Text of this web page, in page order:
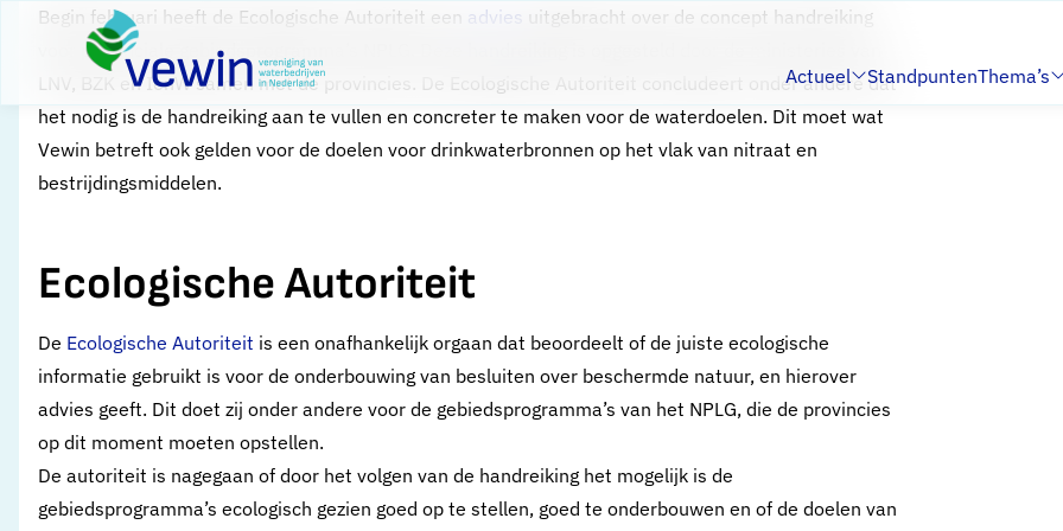
Direct naar contentTerug naar de startpagina
Submenu:
Actueel Standpunten
Submenu:
Thema’s
Begin februari heeft de Ecologische Autoriteit een advies
uitgebracht over de concept handreiking
voor provinciale gebiedsprogramma’s NPLG. Deze handreiking is opgesteld door de ministeries van
LNV, BZK en IenW samen met de provincies. De Ecologische Autoriteit concludeert onder andere dat
het nodig is de handreiking aan te vullen en concreter te maken voor de waterdoelen. Dit moet wat
Vewin betreft ook gelden voor de doelen voor drinkwaterbronnen op het vlak van nitraat en
bestrijdingsmiddelen.
Ecologische Autoriteit
De Ecologische Autoriteit is een onafhankelijk orgaan dat beoordeelt of de juiste ecologische
informatie gebruikt is voor de onderbouwing van besluiten over beschermde natuur, en hierover
advies geeft. Dit doet zij onder andere voor de gebiedsprogramma’s van het NPLG, die de provincies
op dit moment moeten opstellen.
De autoriteit is nagegaan of door het volgen van de handreiking het mogelijk is de
gebiedsprogramma’s ecologisch gezien goed op te stellen, goed te onderbouwen en of de doelen van